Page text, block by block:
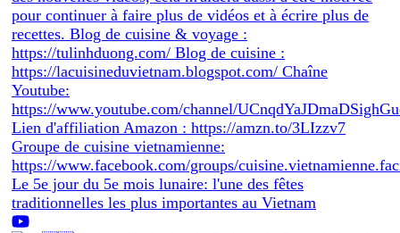
Le 5e jour du 5e mois lunaire: l'une des fêtes
traditionnelles les plus importantes au Vietnam